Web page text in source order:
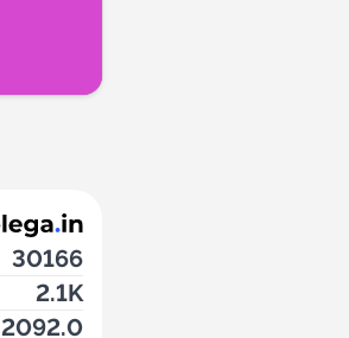
30166
2.1K
2092.0